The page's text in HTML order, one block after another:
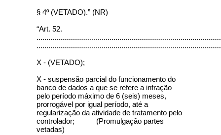
§ 4º (VETADO).” (NR)
“Art. 52.
X - (VETADO);
X - suspensão parcial do funcionamento do
banco de dados a que se refere a infração
pelo período máximo de 6 (seis) meses,
prorrogável por igual período, até a
regularização da atividade de tratamento pelo
controlador; (Promulgação partes
vetadas)